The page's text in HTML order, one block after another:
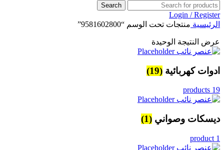
Search
Login / Register
الرئيسية منتجات تحت الوسم “9581602800”
عرض النتيجة الوحيدة
ادوات كهربائية (19)
19 products
ديسكات وصواني (1)
1 product